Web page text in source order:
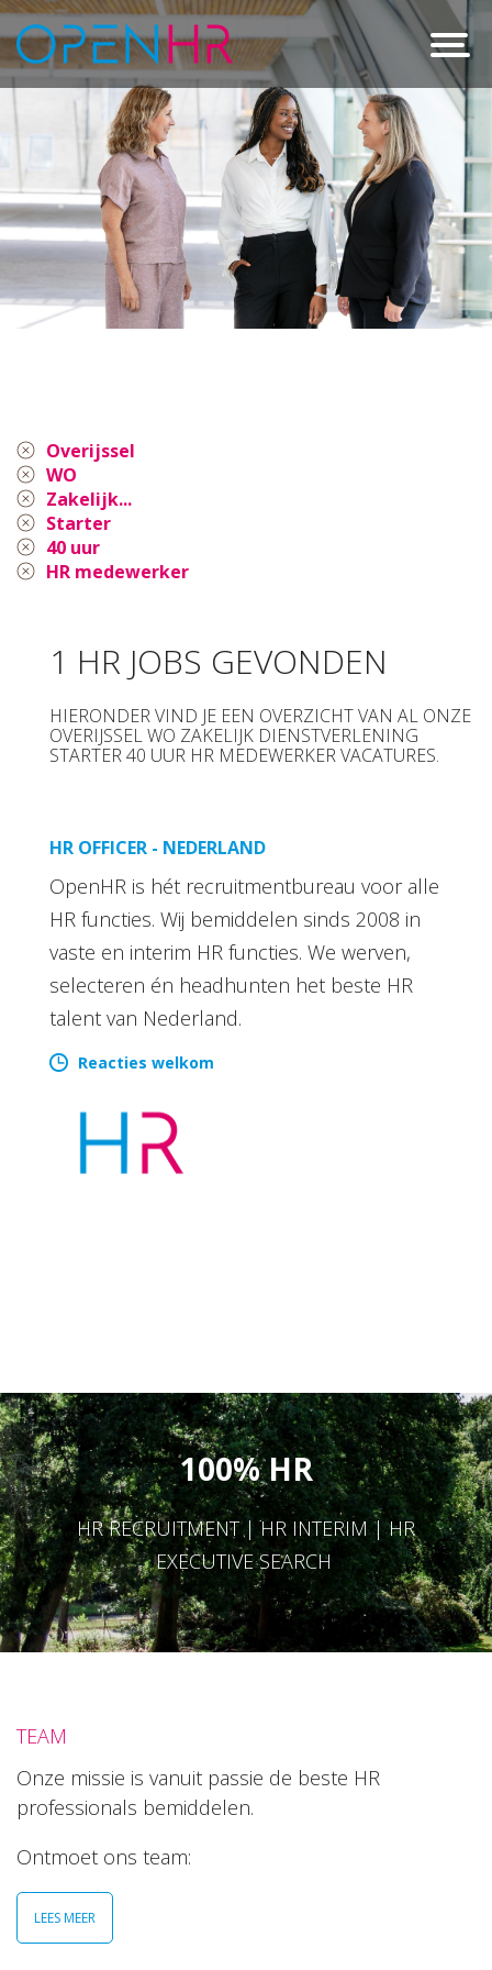
Overijssel
WO
Zakelijk...
Starter
40 uur
HR medewerker
1 HR JOBS GEVONDEN
HIERONDER VIND JE EEN OVERZICHT VAN AL ONZE
OVERIJSSEL WO ZAKELIJK DIENSTVERLENING
STARTER 40 UUR HR MEDEWERKER VACATURES.
HR OFFICER - NEDERLAND
OpenHR is hét recruitmentbureau voor alle
HR functies. Wij bemiddelen sinds 2008 in
vaste en interim HR functies. We werven,
selecteren én headhunten het beste HR
talent van Nederland.
Reacties welkom
100% HR
HR RECRUITMENT | HR INTERIM | HR
EXECUTIVE SEARCH
TEAM
Onze missie is vanuit passie de beste HR
professionals bemiddelen.
Ontmoet ons team:
LEES MEER